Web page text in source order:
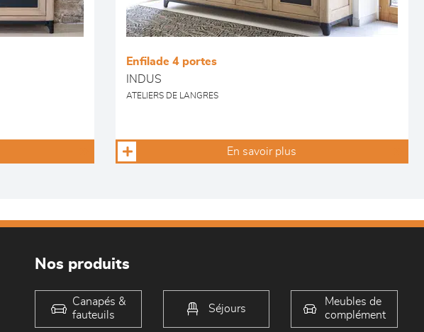
Enfilade 4 portes
INDUS
ATELIERS DE LANGRES
En savoir plus
Nos produits
Canapés &
fauteuils
Séjours
Meubles de
complément